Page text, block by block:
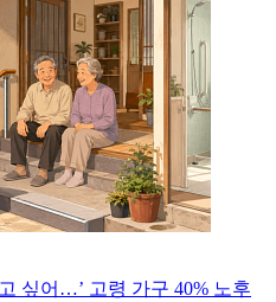
싶어…’ 고령 가구 40% 노후